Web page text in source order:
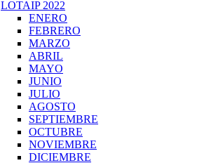
LOTAIP 2022
ENERO
FEBRERO
MARZO
ABRIL
MAYO
JUNIO
JULIO
AGOSTO
SEPTIEMBRE
OCTUBRE
NOVIEMBRE
DICIEMBRE